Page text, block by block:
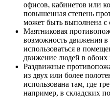
офисов, кабинетов или
повышенная степень
может быть выполнена с
Маятниковая
возможность движения
использоваться в
движение людей в обоих
Раздвижные
из двух или более
использована там, где
например, в складских